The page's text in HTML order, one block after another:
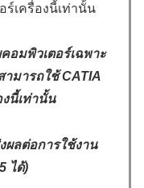
ร์เครื่องนี้เท่านั้น
อมพิวเตอร์เฉพาะ
มารถใช้ CATIA
งนี้เท่านั้น
ผลต่อการใช้งาน
5 ได้)